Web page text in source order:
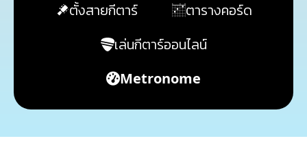
ตั้งสายกีตาร์
ตารางคอร์ด
เล่นกีตาร์ออนไลน์
Metronome